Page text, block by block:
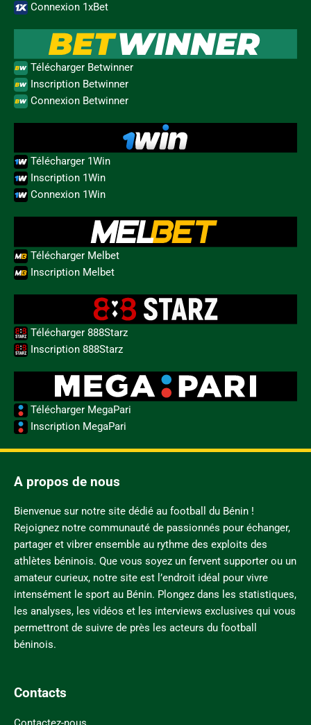
Connexion 1xBet
Télécharger Betwinner
Inscription Betwinner
Connexion Betwinner
Télécharger 1Win
Inscription 1Win
Connexion 1Win
Télécharger Melbet
Inscription Melbet
Télécharger 888Starz
Inscription 888Starz
Télécharger MegaPari
Inscription MegaPari
A propos de nous
Bienvenue sur notre site dédié au football du Bénin !
Rejoignez notre communauté de passionnés pour échanger,
partager et vibrer ensemble au rythme des exploits des
athlètes béninois. Que vous soyez un fervent supporter ou un
amateur curieux, notre site est l’endroit idéal pour vivre
intensément le sport au Bénin. Plongez dans les statistiques,
les analyses, les vidéos et les interviews exclusives qui vous
permettront de suivre de près les acteurs du football
béninois.
Contacts